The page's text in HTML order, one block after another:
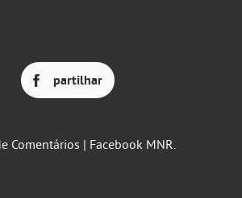
partilhar
Comentários | Facebook MNR.